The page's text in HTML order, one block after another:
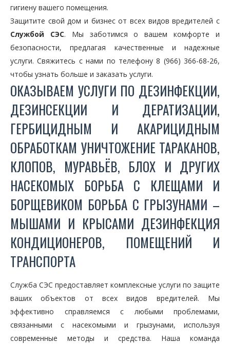
гигиену вашего помещения.
Защитите свой дом и бизнес от всех видов вредителей с
Службой СЭС. Мы заботимся о вашем комфорте и
безопасности, предлагая качественные и надежные
услуги. Свяжитесь с нами по телефону 8 (966) 366-68-26,
чтобы узнать больше и заказать услуги.
ОКАЗЫВАЕМ УСЛУГИ ПО ДЕЗИНФЕКЦИИ,
ДЕЗИНСЕКЦИИ И ДЕРАТИЗАЦИИ,
ГЕРБИЦИДНЫМ И АКАРИЦИДНЫМ
ОБРАБОТКАМ УНИЧТОЖЕНИЕ ТАРАКАНОВ,
КЛОПОВ, МУРАВЬЁВ, БЛОХ И ДРУГИХ
НАСЕКОМЫХ БОРЬБА С КЛЕЩАМИ И
БОРЩЕВИКОМ БОРЬБА С ГРЫЗУНАМИ –
МЫШАМИ И КРЫСАМИ ДЕЗИНФЕКЦИЯ
КОНДИЦИОНЕРОВ, ПОМЕЩЕНИЙ И
ТРАНСПОРТА
Служба СЭС предоставляет комплексные услуги по защите
ваших объектов от всех видов вредителей. Мы
эффективно справляемся с любыми проблемами,
связанными с насекомыми и грызунами, используя
современные методы и средства. Наша команда